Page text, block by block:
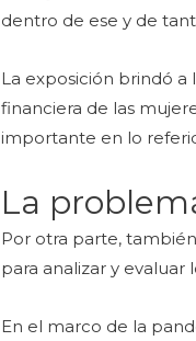
dentro de ese y de
La exposición brindó
financiera de las
importante en lo
La
Por otra parte,
para analizar y
En el marco de la